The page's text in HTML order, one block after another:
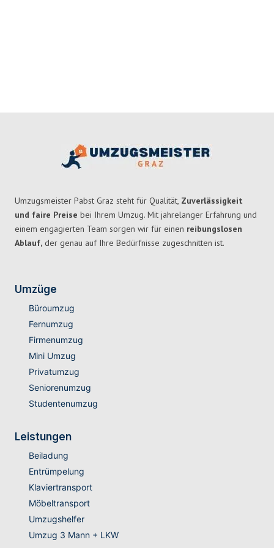
Umzugsmeister Pabst Graz steht für Qualität, Zuverlässigkeit
und faire Preise bei Ihrem Umzug. Mit jahrelanger Erfahrung und
einem engagierten Team sorgen wir für einen reibungslosen
Ablauf, der genau auf Ihre Bedürfnisse zugeschnitten ist.
Umzüge
Büroumzug
Fernumzug
Firmenumzug
Mini Umzug
Privatumzug
Seniorenumzug
Studentenumzug
Leistungen
Beiladung
Entrümpelung
Klaviertransport
Möbeltransport
Umzugshelfer
Umzug 3 Mann + LKW